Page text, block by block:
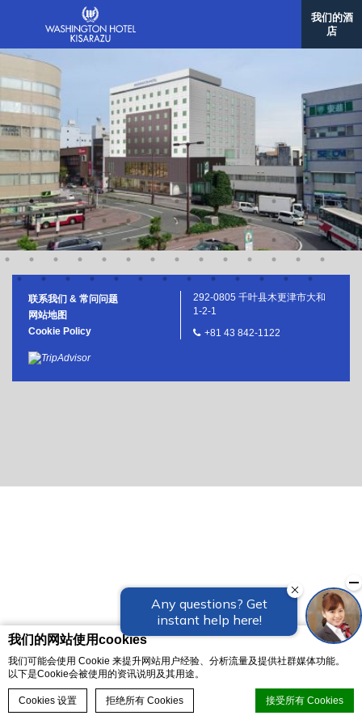
我们的网站使用cookies
我们可能会使用 Cookie 来提升网站用户经验、分析流量及提供社群媒体功能。
以下是Cookie会被使用的资讯说明及其用途。
Cookies 设置 拒绝所有 Cookies 接受所有 Cookies
我们的酒
店
即刻预订
联系我们 & 常问问题
网站地图
Cookie Policy
292-0805 千叶县木更津市大和
1-2-1
+81 43 842-1122
格拉斯丽首尔酒店
台湾/台北
格拉斯丽台北饭店